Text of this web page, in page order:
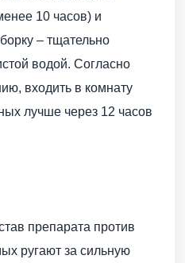
10 часов) и
– тщательно
водой. Согласно
входить в комнату
лучше через 12 часов
препарата против
ругают за сильную